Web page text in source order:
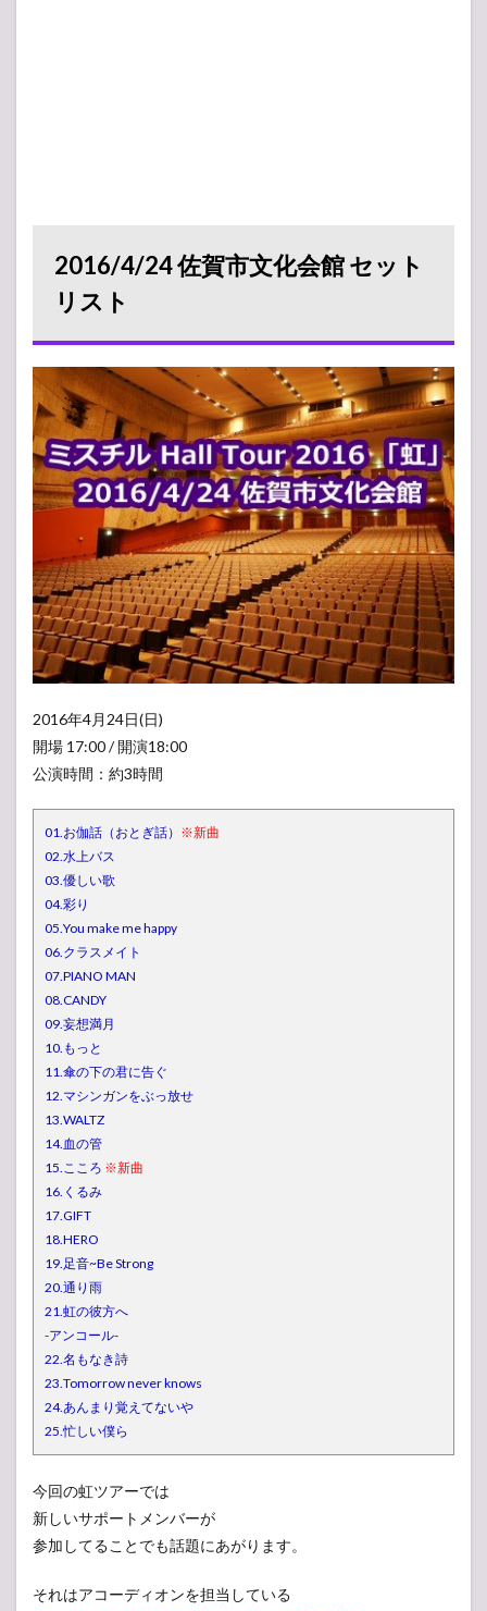
2016/4/24 佐賀市文化会館 セット
リスト
2016年4月24日(日)
開場 17:00 / 開演18:00
公演時間：約3時間
01.お伽話（おとぎ話） ※新曲
02.水上バス
03.優しい歌
04.彩り
05.You make me happy
06.クラスメイト
07.PIANO MAN
08.CANDY
09.妄想満月
10.もっと
11.傘の下の君に告ぐ
12.マシンガンをぶっ放せ
13.WALTZ
14.血の管
15.こころ ※新曲
16.くるみ
17.GIFT
18.HERO
19.足音~Be Strong
20.通り雨
21.虹の彼方へ
-アンコール-
22.名もなき詩
23.Tomorrow never knows
24.あんまり覚えてないや
25.忙しい僕ら
今回の虹ツアーでは
新しいサポートメンバーが
参加してることでも話題にあがります。
それはアコーディオンを担当している